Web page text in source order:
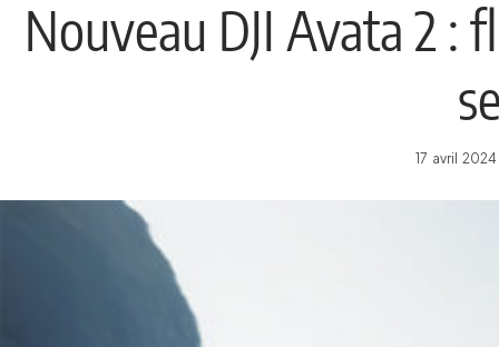
Nouveau DJI Avata 2 :
17 avril